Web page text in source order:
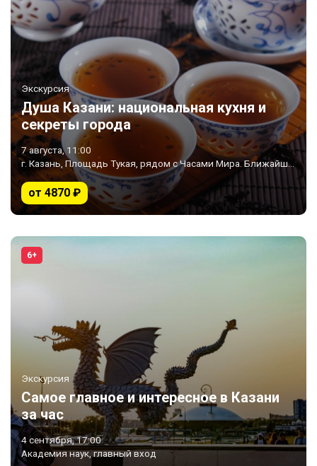
Экскурсия
Душа Казани: национальная кухня и
секреты города
7 августа, 11:00
г. Казань, Площадь Тукая, рядом с Часами Мира. Ближайшее метро «Площадь Тукая»
от 4870 ₽
6+
Экскурсия
Самое главное и интересное в Казани
за час
4 сентября, 17:00
Академия наук, главный вход